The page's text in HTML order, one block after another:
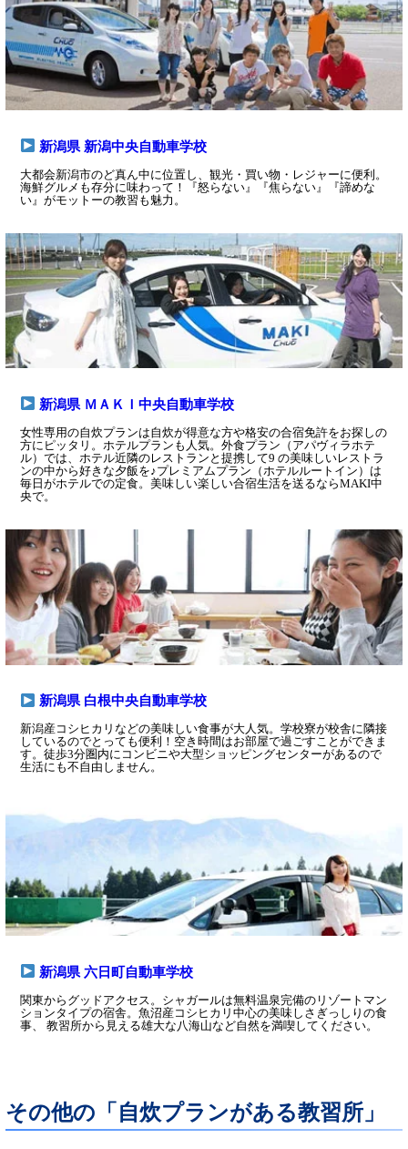
新潟県 新潟中央自動車学校
大都会新潟市のど真ん中に位置し、観光・買い物・レジャーに便利。
海鮮グルメも存分に味わって！『怒らない』『焦らない』『諦めな
い』がモットーの教習も魅力。
新潟県 ＭＡＫＩ中央自動車学校
女性専用の自炊プランは自炊が得意な方や格安の合宿免許をお探しの
方にピッタリ。ホテルプランも人気。外食プラン（アパヴィラホテ
ル）では、ホテル近隣のレストランと提携して9 の美味しいレストラ
ンの中から好きな夕飯を♪プレミアムプラン（ホテルルートイン）は
毎日がホテルでの定食。美味しい楽しい合宿生活を送るならMAKI中
央で。
新潟県 白根中央自動車学校
新潟産コシヒカリなどの美味しい食事が大人気。学校寮が校舎に隣接
しているのでとっても便利！空き時間はお部屋で過ごすことができま
す。徒歩3分圏内にコンビニや大型ショッピングセンターがあるので
生活にも不自由しません。
新潟県 六日町自動車学校
関東からグッドアクセス。シャガールは無料温泉完備のリゾートマン
ションタイプの宿舎。魚沼産コシヒカリ中心の美味しさぎっしりの食
事、 教習所から見える雄大な八海山など自然を満喫してください。
その他の「自炊プランがある教習所」